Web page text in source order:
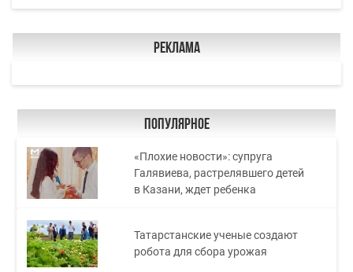
Реклама
Популярное
«Плохие новости»: супруга
Галявиева, растрелявшего детей
в Казани, ждет ребенка
Татарстанские ученые создают
робота для сбора урожая